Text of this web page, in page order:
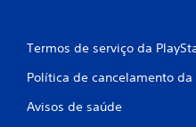
Termos de serviço da
Política de cancelamento da
Avisos de saúde